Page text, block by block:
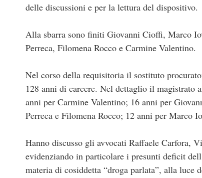
delle discussioni e per la lettura del dispositivo.
Alla sbarra sono finiti Giovanni Cioffi, Marco
Perreca, Filomena Rocco e Carmine Valentino.
Nel corso della requisitoria il sostituto
128 anni di carcere. Nel dettaglio il magistrato
anni per Carmine Valentino; 16 anni per
Perreca e Filomena Rocco; 12 anni per Marco
Hanno discusso gli avvocati Raffaele Carfora,
evidenziando in particolare i presunti deficit
materia di cosiddetta “droga parlata”, alla